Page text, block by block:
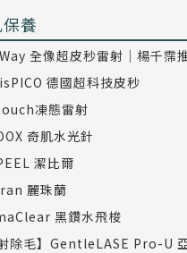
養
全像超皮秒雷射｜楊千霈
德國超科技皮秒
凍態雷射
奇肌水光針
潔比爾
麗珠蘭
黑鑽水飛梭
射除毛】GentleLASE Pro-U